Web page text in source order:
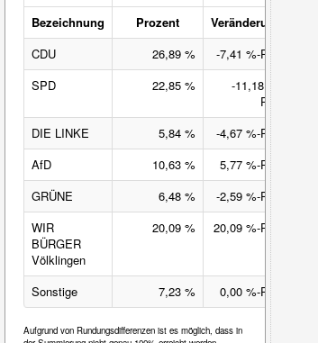
Bezeichnung
Prozent
Veränderung
CDU
26,89 %
-7,41 %-Pkt.
SPD
22,85 %
-11,18 %-
Pkt.
DIE LINKE
5,84 %
-4,67 %-Pkt.
AfD
10,63 %
5,77 %-Pkt.
GRÜNE
6,48 %
-2,59 %-Pkt.
WIR
BÜRGER
Völklingen
20,09 % 20,09 %-Pkt.
Sonstige 7,23 % 0,00 %-Pkt.
Aufgrund von Rundungsdifferenzen ist es möglich, dass in